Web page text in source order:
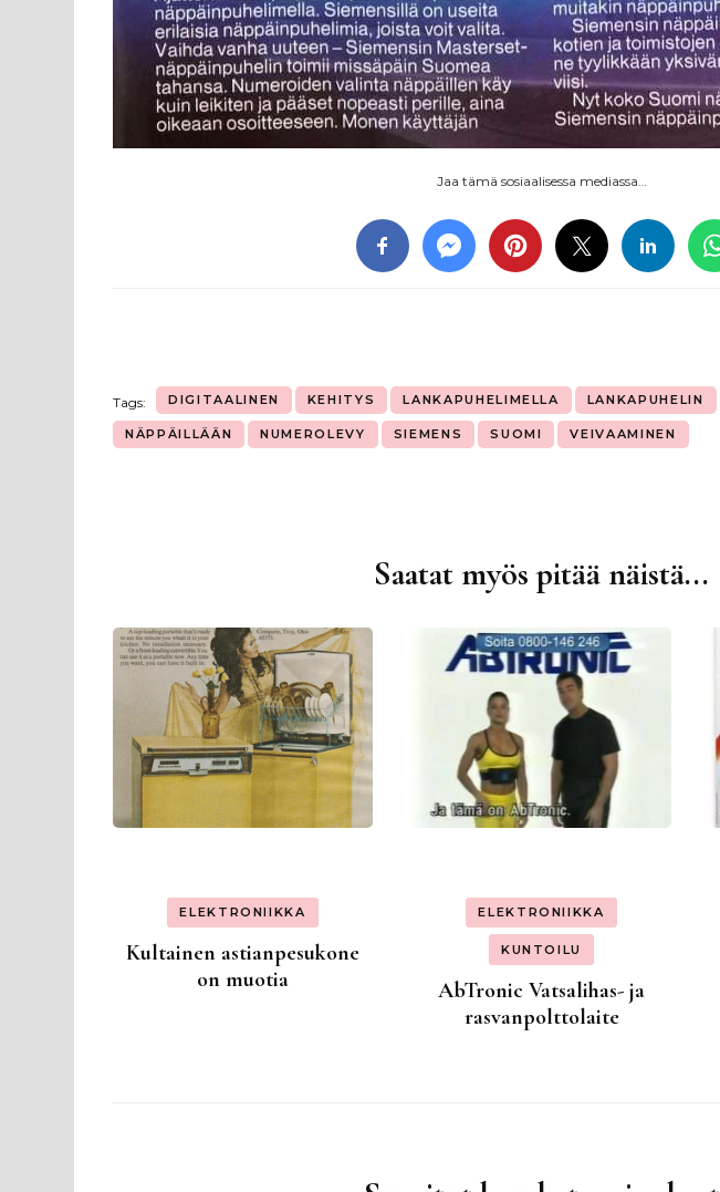
Jaa tämä sosiaalisessa mediassa…
Tags: DIGITAALINEN KEHITYS LANKAPUHELIMELLA LANKAPUHELIN
NÄPPÄILLÄÄN NUMEROLEVY SIEMENS SUOMI VEIVAAMINEN
Saatat myös pitää näistä...
ELEKTRONIIKKA
Kultainen astianpesukone
on muotia
ELEKTRONIIKKA
KUNTOILU
AbTronic Vatsalihas- ja
rasvanpolttolaite